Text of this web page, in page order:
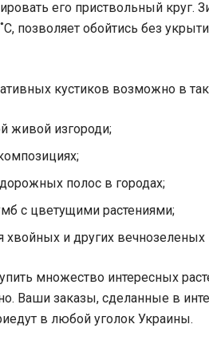
его приствольный круг.
позволяет обойтись без
кустиков возможно в
живой изгороди;
полос в городах;
с цветущими растениями;
хвойных и других вечнозеленых
множество интересных
Ваши заказы, сделанные в
в любой уголок Украины.